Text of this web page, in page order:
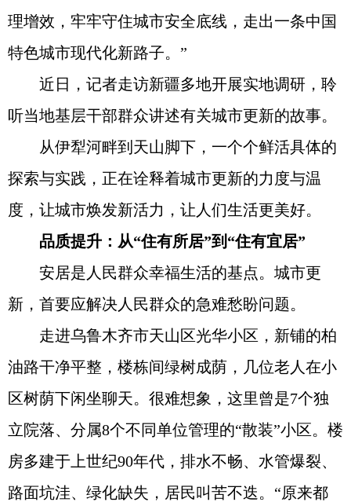
理增效，牢牢守住城市安全底线，走出一条中国
特色城市现代化新路子。”
近日，记者走访新疆多地开展实地调研，聆
听当地基层干部群众讲述有关城市更新的故事。
从伊犁河畔到天山脚下，一个个鲜活具体的
探索与实践，正在诠释着城市更新的力度与温
度，让城市焕发新活力，让人们生活更美好。
品质提升：从“住有所居”到“住有宜居”
安居是人民群众幸福生活的基点。城市更
新，首要应解决人民群众的急难愁盼问题。
走进乌鲁木齐市天山区光华小区，新铺的柏
油路干净平整，楼栋间绿树成荫，几位老人在小
区树荫下闲坐聊天。很难想象，这里曾是7个独
立院落、分属8个不同单位管理的“散装”小区。楼
房多建于上世纪90年代，排水不畅、水管爆裂、
路面坑洼、绿化缺失，居民叫苦不迭。“原来都